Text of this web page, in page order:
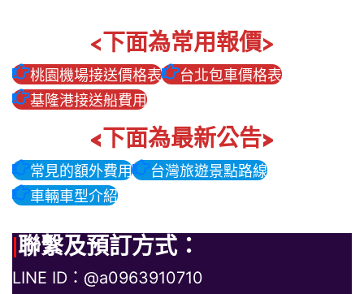
<下面為常用報價>
桃園機場接送價格表
台北包車價格表
基隆港接送船費用
<下面為最新公告>
常見的額外費用
台灣旅遊景點路線
車輛車型介紹
|聯繫及預訂方式：
LINE ID：@a0963910710